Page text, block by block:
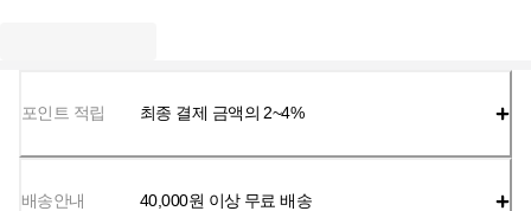
포인트 적립 최종 결제 금액의 2~4%
배송안내 40,000원 이상 무료 배송